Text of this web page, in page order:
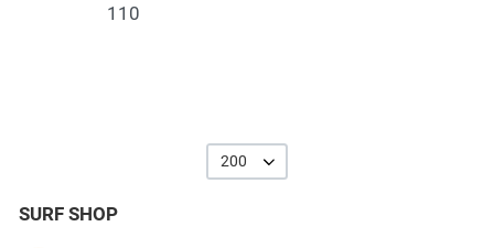
110
200
SURF SHOP